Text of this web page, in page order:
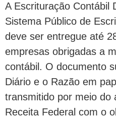
A Escrituração Contábil
Sistema Público de
deve ser entregue até
empresas obrigadas a
contábil. O documento
Diário e o Razão em
transmitido por meio do
Receita Federal com o